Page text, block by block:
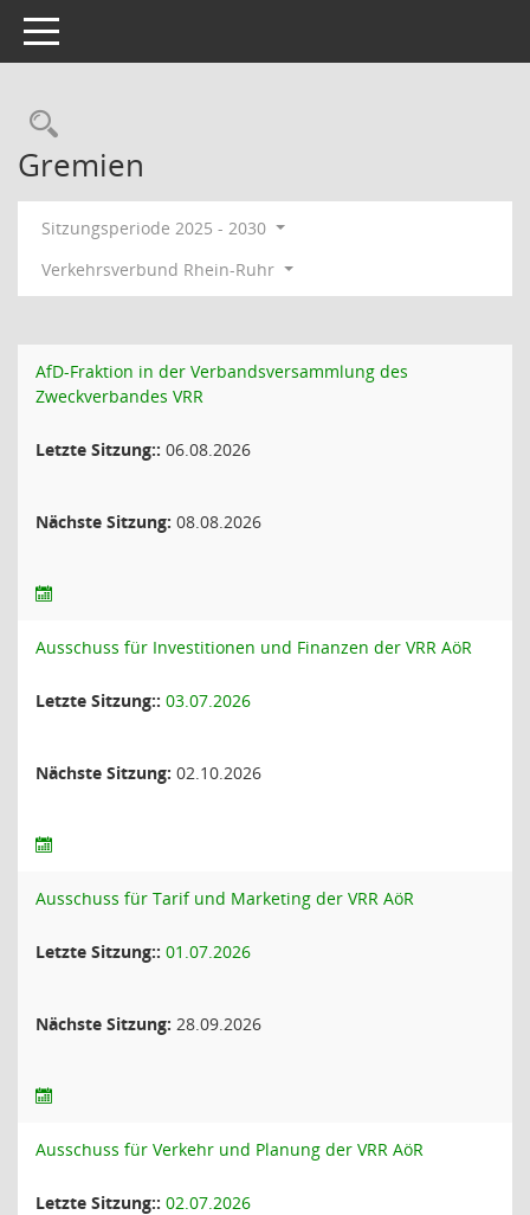
Toggle navigation
Rechercheauswahl
Gremien
Sitzungsperiode 2025 - 2030
Verkehrsverbund Rhein-Ruhr
AfD-Fraktion in der Verbandsversammlung des
Zweckverbandes VRR
Letzte Sitzung:: 06.08.2026
Nächste Sitzung: 08.08.2026
Ausschuss für Investitionen und Finanzen der VRR AöR
Letzte Sitzung:: 03.07.2026
Nächste Sitzung: 02.10.2026
Ausschuss für Tarif und Marketing der VRR AöR
Letzte Sitzung:: 01.07.2026
Nächste Sitzung: 28.09.2026
Ausschuss für Verkehr und Planung der VRR AöR
Letzte Sitzung:: 02.07.2026